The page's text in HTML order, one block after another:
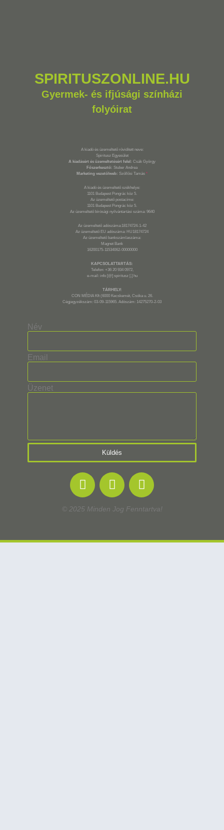
SPIRITUSZONLINE.HU
Gyermek- és ifjúsági színházi
folyóirat
A kiadó és üzemeltető rövidített neve:
Spiritusz Egyesület
A kiadásért és üzemeltetésért felel: Csák György
Főszerkesztő: Stuber Andrea
Marketing vezető/web: Szöllősi Tamás *
A kiadó és üzemeltető székhelye:
1101 Budapest Pongrác köz 5.
Az üzemeltető postacíme:
1101 Budapest Pongrác köz 5.
Az üzemeltető bírósági nyilvántartási száma: 9640
Az üzemeltető adószáma:18174724-1-42
Az üzemeltető EU adószáma: HU18174724
Az üzemeltető bankszámlaszáma:
Magnet Bank
16200175-11534062-00000000
KAPCSOLATTARTÁS:
Telefon: +36 20 934 0972,
e-mail: info [@] spiritusz [.] hu
TÁRHELY:
CON MÉDIA Kft (6000 Kecskemét, Csóka u. 26.
Cégjegyzékszám: 03-09-115965. Adószám: 14275270-2-03
Név
Email
Üzenet
Küldés
© 2025 Minden Jog Fenntartva!